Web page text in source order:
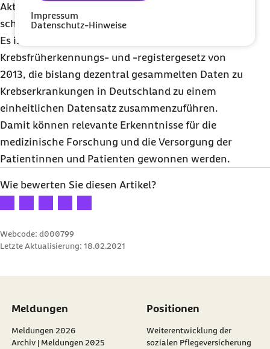
Impressum
Datenschutz-Hinweise
Akteuren aus Versorgung und Forschung zu
schaffen.
Es ist wichtig, in Ergänzung zum
Krebsfrüherkennungs- und -registergesetz von
2013, die bislang dezentral gesammelten Daten zu
Krebserkrankungen in Deutschland zu einem
einheitlichen Datensatz zusammenzuführen.
Damit können relevante Erkenntnisse für die
medizinische Forschung und die Versorgung der
Patientinnen und Patienten gewonnen werden.
Wie bewerten Sie diesen Artikel?
Ihre Bewertung: 1 Stern
Ihre Bewertung: 2 Sterne
Ihre Bewertung: 3 Sterne
Ihre Bewertung: 4 Sterne
Ihre Bewertung: 5 Sterne
Webcode: d000799
Letzte Aktualisierung: 18.02.2021
Meldungen
Meldungen 2026
Archiv | Meldungen 2025
Positionen
Weiterentwicklung der
sozialen Pflegeversicherung